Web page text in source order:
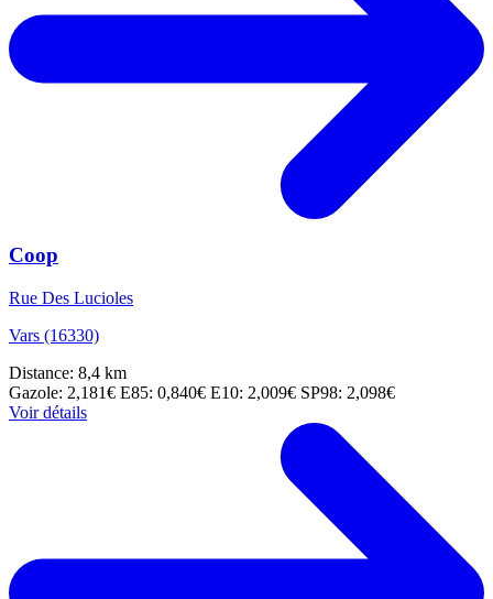
Coop
Rue Des Lucioles
Vars (16330)
Distance: 8,4 km
Gazole: 2,181€ E85: 0,840€ E10: 2,009€ SP98: 2,098€
Voir détails